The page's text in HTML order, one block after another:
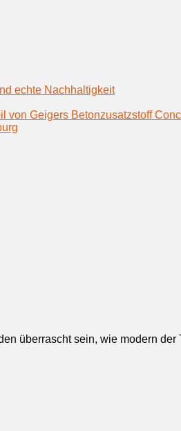
echte Nachhaltigkeit
von Geigers Betonzusatzstoff
überrascht sein, wie modern